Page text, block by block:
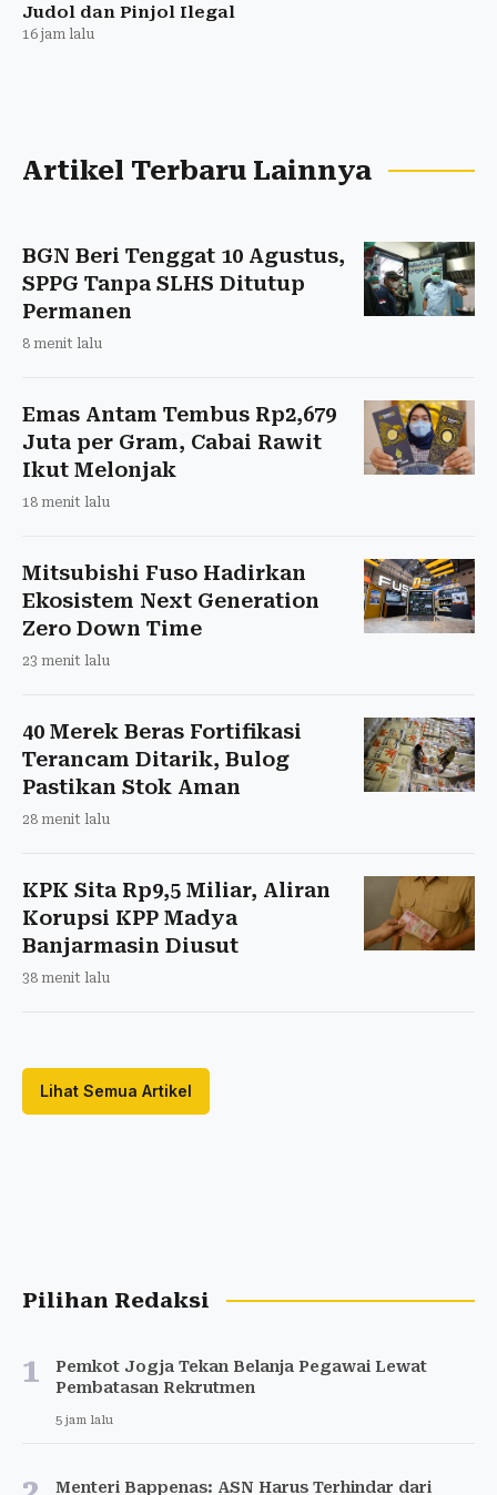
Judol dan Pinjol Ilegal
16 jam lalu
Artikel Terbaru Lainnya
BGN Beri Tenggat 10 Agustus,
SPPG Tanpa SLHS Ditutup
Permanen
8 menit lalu
Emas Antam Tembus Rp2,679
Juta per Gram, Cabai Rawit
Ikut Melonjak
18 menit lalu
Mitsubishi Fuso Hadirkan
Ekosistem Next Generation
Zero Down Time
23 menit lalu
40 Merek Beras Fortifikasi
Terancam Ditarik, Bulog
Pastikan Stok Aman
28 menit lalu
KPK Sita Rp9,5 Miliar, Aliran
Korupsi KPP Madya
Banjarmasin Diusut
38 menit lalu
Lihat Semua Artikel
Pilihan Redaksi
1
Pemkot Jogja Tekan Belanja Pegawai Lewat
Pembatasan Rekrutmen
5 jam lalu
Menteri Bappenas: ASN Harus Terhindar dari